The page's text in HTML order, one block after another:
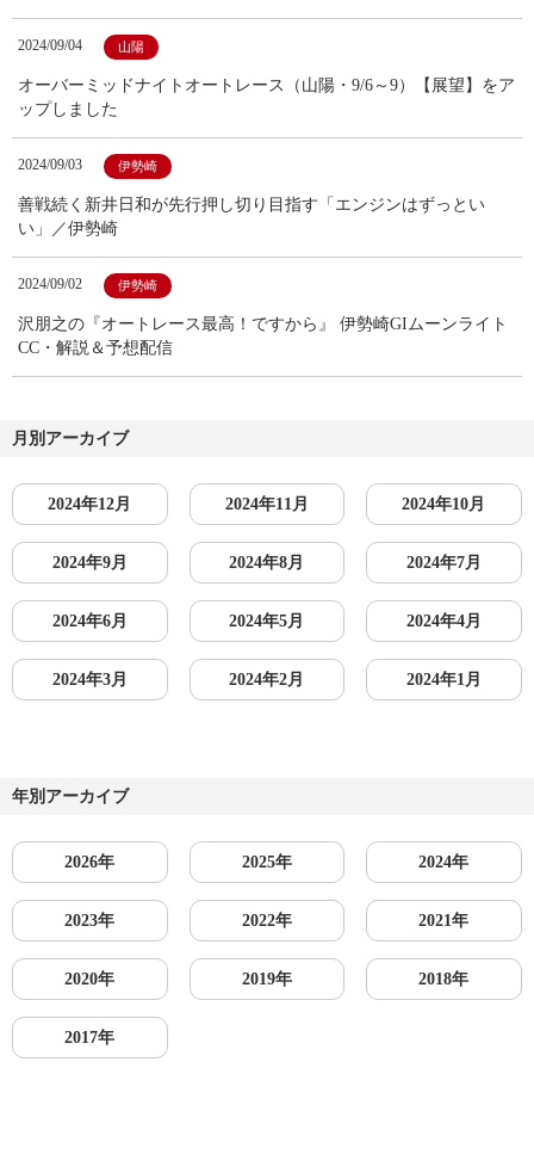
2024/09/04 山陽
オーバーミッドナイトオートレース（山陽・9/6～9）【展望】をア
ップしました
2024/09/03 伊勢崎
善戦続く新井日和が先行押し切り目指す「エンジンはずっとい
い」／伊勢崎
2024/09/02 伊勢崎
沢朋之の『オートレース最高！ですから』 伊勢崎GIムーンライト
CC・解説＆予想配信
月別アーカイブ
2024年12月 2024年11月 2024年10月
2024年9月 2024年8月 2024年7月
2024年6月 2024年5月 2024年4月
2024年3月 2024年2月 2024年1月
年別アーカイブ
2026年 2025年 2024年
2023年 2022年 2021年
2020年 2019年 2018年
2017年